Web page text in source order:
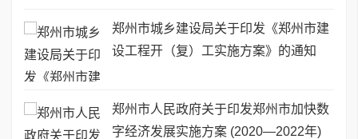
郑州市城乡建设局关于印发《郑州市建
设工程开（复）工实施方案》的通知
郑州市人民政府关于印发郑州市加快数
字经济发展实施方案 (2020—2022年)